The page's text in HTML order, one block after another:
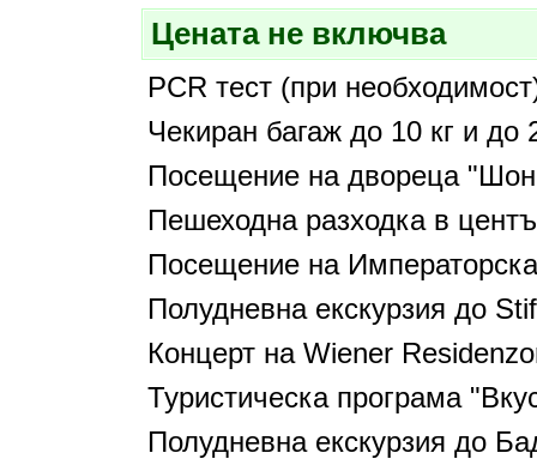
Цената не включва
PCR тест (при
Чекиран багаж до 10 кг и до
Посещение на двореца
Пешеходна разходка в
Посещение на
Полудневна екскурзия до
Концерт на Wiener
Туристическа програма
Полудневна екскурзия до